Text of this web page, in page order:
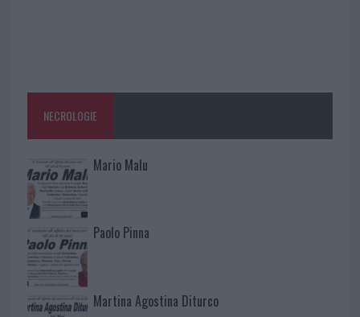
NECROLOGIE
Mario Malu
Paolo Pinna
Martina Agostina Diturco